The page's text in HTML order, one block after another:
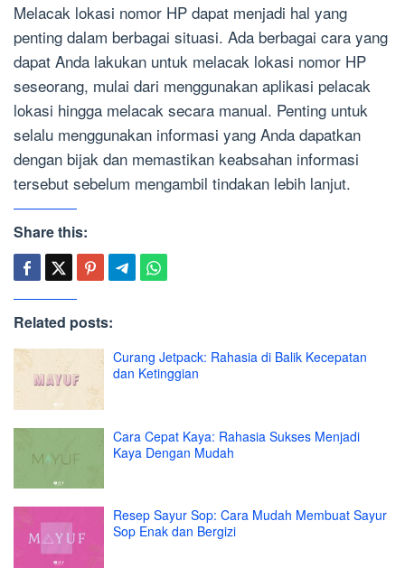
Melacak lokasi nomor HP dapat menjadi hal yang
penting dalam berbagai situasi. Ada berbagai cara yang
dapat Anda lakukan untuk melacak lokasi nomor HP
seseorang, mulai dari menggunakan aplikasi pelacak
lokasi hingga melacak secara manual. Penting untuk
selalu menggunakan informasi yang Anda dapatkan
dengan bijak dan memastikan keabsahan informasi
tersebut sebelum mengambil tindakan lebih lanjut.
Share this:
Related posts:
Curang Jetpack: Rahasia di Balik Kecepatan
dan Ketinggian
Cara Cepat Kaya: Rahasia Sukses Menjadi
Kaya Dengan Mudah
Resep Sayur Sop: Cara Mudah Membuat Sayur
Sop Enak dan Bergizi